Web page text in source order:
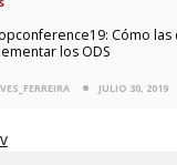
Cómo
los ODS
JULIO 30, 2019